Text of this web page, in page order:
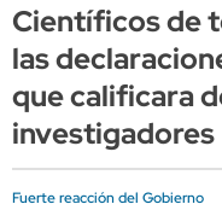
Científicos de
las
que calificara
investigadores
Fuerte reacción del Gobierno